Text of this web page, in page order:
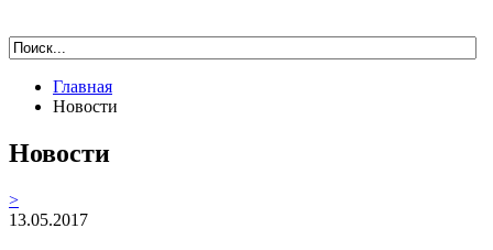
Главная
Новости
Новости
>
13.05.2017